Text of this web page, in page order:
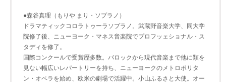
●森谷真理（もりや まり・ソプラノ）
ドラマティックコロラトゥーラソプラノ。武蔵野音楽大学、同大学
院修了後、ニューヨーク・マネス音楽院でプロフッェショナル・ス
タディを修了。
国際コンクールで受賞歴多数。バロックから現代音楽まで他に類を
見ない幅広いレパートリーを持ち、ニューヨークのメトロポリタ
ン・オペラを始め、欧米の劇場で活躍中。小山ふるさと大使。オー